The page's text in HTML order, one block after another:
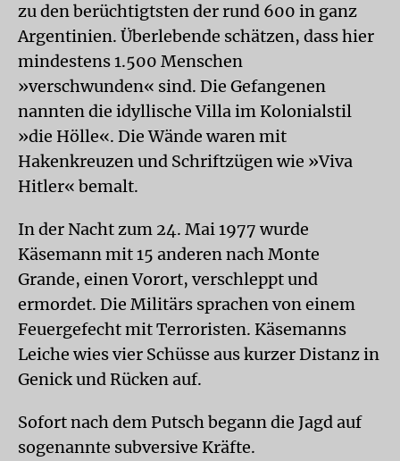
zu den berüchtigtsten der rund 600 in ganz
Argentinien. Überlebende schätzen, dass hier
mindestens 1.500 Menschen
»verschwunden« sind. Die Gefangenen
nannten die idyllische Villa im Kolonialstil
»die Hölle«. Die Wände waren mit
Hakenkreuzen und Schriftzügen wie »Viva
Hitler« bemalt.
In der Nacht zum 24. Mai 1977 wurde
Käsemann mit 15 anderen nach Monte
Grande, einen Vorort, verschleppt und
ermordet. Die Militärs sprachen von einem
Feuergefecht mit Terroristen. Käsemanns
Leiche wies vier Schüsse aus kurzer Distanz in
Genick und Rücken auf.
Sofort nach dem Putsch begann die Jagd auf
sogenannte subversive Kräfte.